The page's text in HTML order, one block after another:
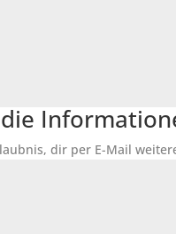
dir per E-Mail